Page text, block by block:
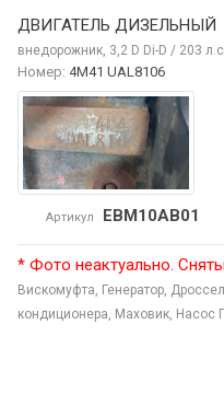
ДВИГАТЕЛЬ ДИЗЕЛЬНЫЙ
внедорожник, 3,2 D Di-D / 203
Номер: 4M41 UAL8106
Артикул EBM10AB01
* Фото неактуально.
Вискомуфта, Генератор,
кондиционера, Маховик, Насос